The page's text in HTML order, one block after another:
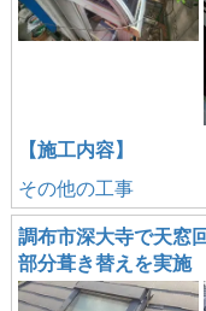
【施工内容】
その他の工事
調布市深大寺で天窓
部分葺き替えを実施